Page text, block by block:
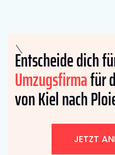
Entscheide dich
Umzugsfirmafür
von Kiel nach
JETZT